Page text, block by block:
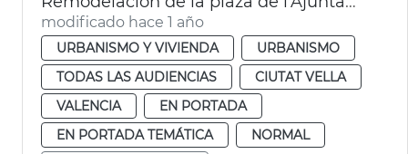
modificado hace 1 año
URBANISMO Y VIVIENDA
URBANISMO
TODAS LAS AUDIENCIAS
CIUTAT VELLA
VALENCIA
EN PORTADA
EN PORTADA TEMÁTICA
NORMAL